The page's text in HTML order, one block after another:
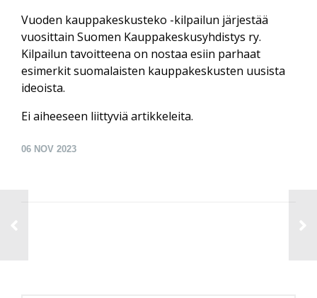
Vuoden kauppakeskusteko -kilpailun järjestää
vuosittain Suomen Kauppakeskusyhdistys ry.
Kilpailun tavoitteena on nostaa esiin parhaat
esimerkit suomalaisten kauppakeskusten uusista
ideoista.
Ei aiheeseen liittyviä artikkeleita.
06 NOV 2023